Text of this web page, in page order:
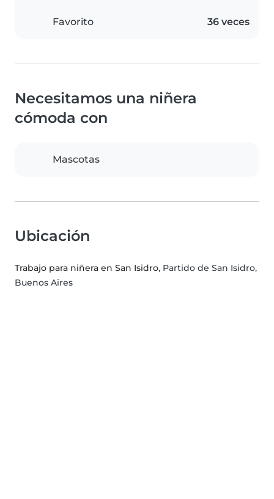
Favorito 36 veces
Necesitamos una niñera
cómoda con
Mascotas
Ubicación
Trabajo para niñera en San Isidro, Partido de San Isidro,
Buenos Aires